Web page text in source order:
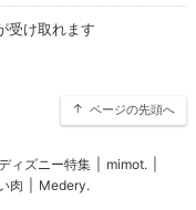
受け取れます
ページの先頭へ
ィズニー特集 mimot.
肉 Medery.